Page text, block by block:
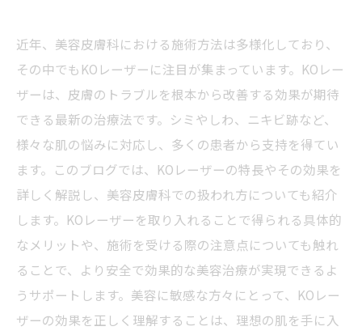
近年、美容皮膚科における施術方法は多様化しており、
その中でもKOレーザーに注目が集まっています。KOレー
ザーは、皮膚のトラブルを根本から改善する効果が期待
できる最新の治療法です。シミやしわ、ニキビ跡など、
様々な肌の悩みに対応し、多くの患者から支持を得てい
ます。このブログでは、KOレーザーの特長やその効果を
詳しく解説し、美容皮膚科での扱われ方についても紹介
します。KOレーザーを取り入れることで得られる具体的
なメリットや、施術を受ける際の注意点についても触れ
ることで、より安全で効果的な美容治療が実現できるよ
うサポートします。美容に敏感な方々にとって、KOレー
ザーの効果を正しく理解することは、理想の肌を手に入